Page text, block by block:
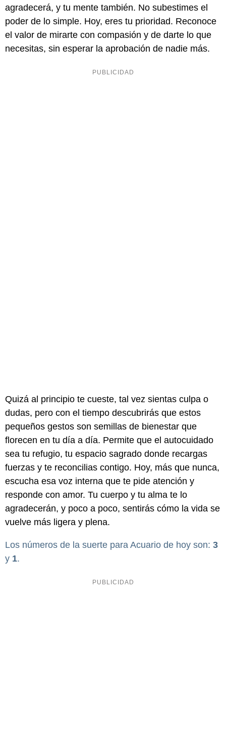
agradecerá, y tu mente también. No subestimes el
poder de lo simple. Hoy, eres tu prioridad. Reconoce
el valor de mirarte con compasión y de darte lo que
necesitas, sin esperar la aprobación de nadie más.
Quizá al principio te cueste, tal vez sientas culpa o
dudas, pero con el tiempo descubrirás que estos
pequeños gestos son semillas de bienestar que
florecen en tu día a día. Permite que el autocuidado
sea tu refugio, tu espacio sagrado donde recargas
fuerzas y te reconcilias contigo. Hoy, más que nunca,
escucha esa voz interna que te pide atención y
responde con amor. Tu cuerpo y tu alma te lo
agradecerán, y poco a poco, sentirás cómo la vida se
vuelve más ligera y plena.
Los números de la suerte para Acuario de hoy son: 3
y 1.